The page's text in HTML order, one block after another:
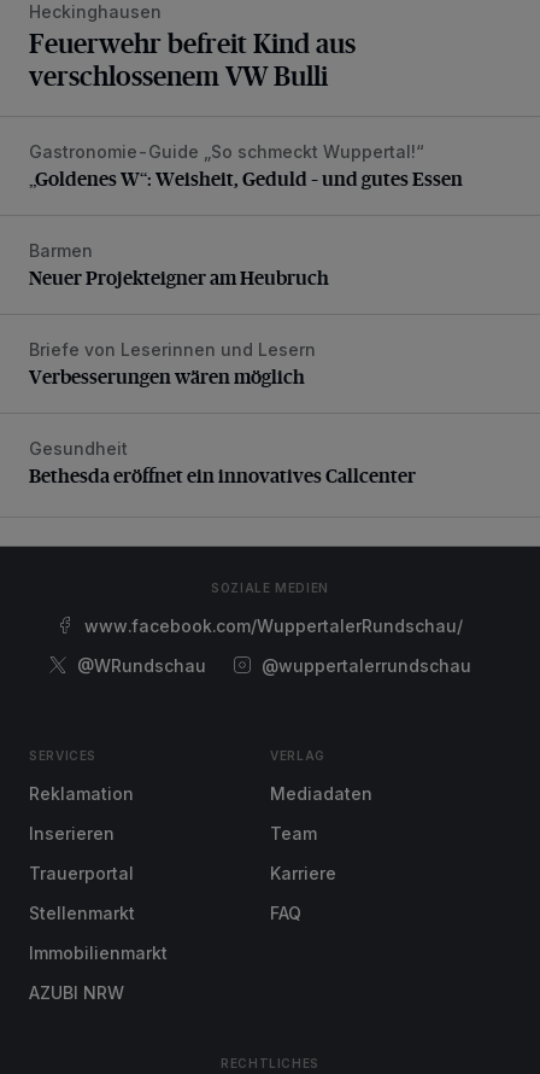
Heckinghausen
Feuerwehr befreit Kind aus
verschlossenem VW Bulli
„Goldenes W“: Weisheit, Geduld – und gutes Essen
Gastronomie-Guide „So schmeckt Wuppertal!“
„Goldenes W“: Weisheit, Geduld – und gutes Essen
Neuer Projekteigner am Heubruch
Barmen
Neuer Projekteigner am Heubruch
Verbesserungen wären möglich
Briefe von Leserinnen und Lesern
Verbesserungen wären möglich
Bethesda eröffnet ein innovatives Callcenter
Gesundheit
Bethesda eröffnet ein innovatives Callcenter
SOZIALE MEDIEN
www.facebook.com/WuppertalerRundschau/
@WRundschau
@wuppertalerrundschau
SERVICES
Reklamation
Inserieren
Trauerportal
Stellenmarkt
Immobilienmarkt
AZUBI NRW
VERLAG
Mediadaten
Team
Karriere
FAQ
RECHTLICHES